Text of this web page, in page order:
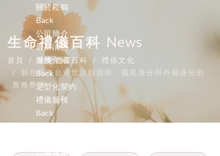
關於崧鶴
Back
公司簡介
最新消息
服務介紹
Back
定型化契約
禮儀服務
Back
中式禮儀
禮儀服務
生命禮儀百科 News
首頁 生命禮儀百科
禮俗文化
新住民在台過世流程指南：國民身分與外籍身分的
實務整理